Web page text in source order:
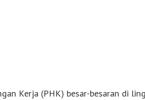
Kerja (PHK) besar-besaran di